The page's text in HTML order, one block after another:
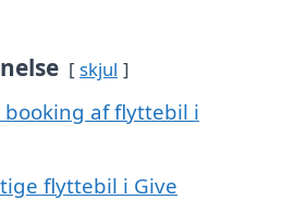
skjul
af flyttebil i
flyttebil i Give